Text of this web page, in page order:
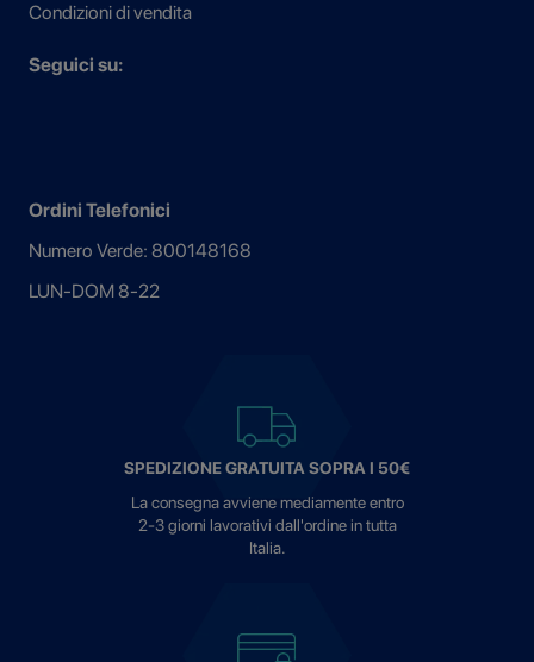
Condizioni di vendita
Seguici su:
Ordini Telefonici
Numero Verde: 800148168
LUN-DOM 8-22
SPEDIZIONE GRATUITA SOPRA I 50€
La consegna avviene mediamente entro
2-3 giorni lavorativi dall'ordine in tutta
Italia.